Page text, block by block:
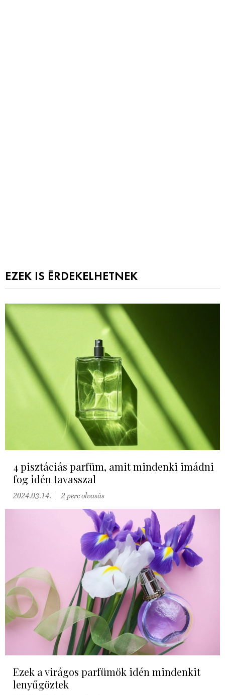
EZEK IS ÉRDEKELHETNEK
4 pisztáciás parfüm, amit mindenki imádni
fog idén tavasszal
2024.03.14. 2 perc olvasás
Ezek a virágos parfümök idén mindenkit
lenyűgöztek